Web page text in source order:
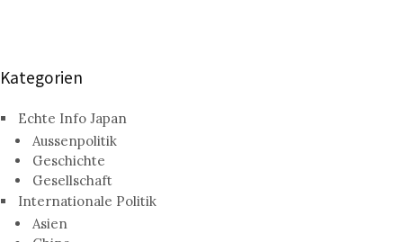
Kategorien
Echte Info Japan
Aussenpolitik
Geschichte
Gesellschaft
Internationale Politik
Asien